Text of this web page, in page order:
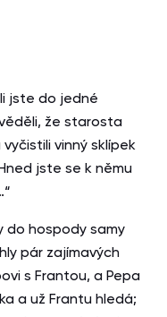
jste do jedné
že starosta
vinný sklípek
jste se k němu
do hospody samy
pár zajímavých
s Frantou, a Pepa
a už Frantu hledá;